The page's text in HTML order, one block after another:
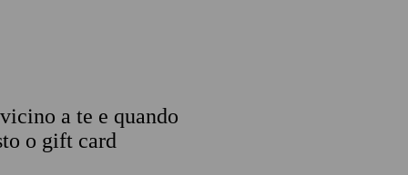
a te e quando
o gift card